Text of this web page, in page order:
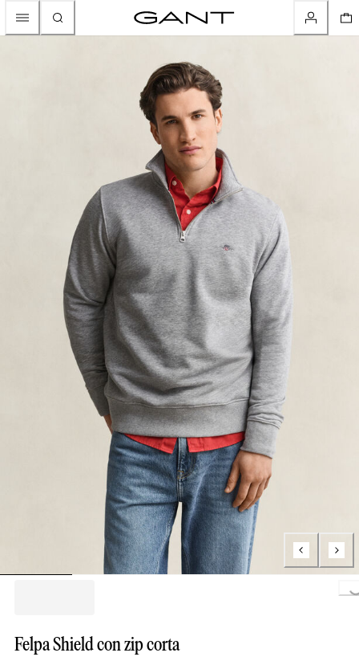
Felpa Shield con zip corta